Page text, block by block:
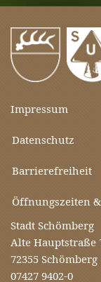
Impressum
Datenschutz
Barrierefreiheit
Öffnungszeiten
Stadt Schömberg
Alte Hauptstraße
72355 Schömberg
07427 9402-0